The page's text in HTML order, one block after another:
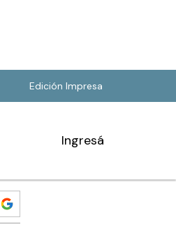
Edición Impresa
Ingresá